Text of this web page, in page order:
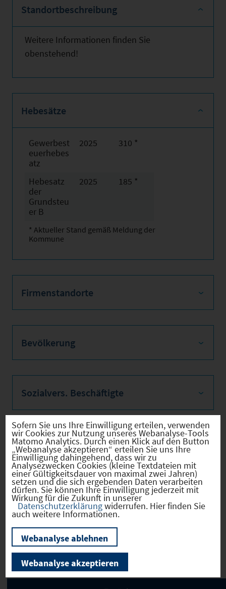
Standortbeschreibung
Weitere Informationen finden Sie
obenstehend!
Hebesätze
Gewerbest
euerhebes
atz
2025 310 *
Hebesatz
der
Grundsteu
er B
2025 185 *
* Aktueller Stand gemäß Meldung der
Kommune
Firmenstandorte
Bevölkerung
Sozialvers. Beschäftigte
Verkehrsinfrastruktur
Kommunale Infrastruktur
Aktuelle Bauleitplanverfahren
Sofern Sie uns Ihre Einwilligung erteilen, verwenden
wir Cookies zur Nutzung unseres Webanalyse-Tools
Matomo Analytics. Durch einen Klick auf den Button
„Webanalyse akzeptieren“ erteilen Sie uns Ihre
Einwilligung dahingehend, dass wir zu
Analysezwecken Cookies (kleine Textdateien mit
einer Gültigkeitsdauer von maximal zwei Jahren)
setzen und die sich ergebenden Daten verarbeiten
dürfen. Sie können Ihre Einwilligung jederzeit mit
Wirkung für die Zukunft in unserer
Datenschutzerklärungwiderrufen. Hier finden Sie
auch weitere Informationen.
Webanalyse ablehnen
Webanalyse akzeptieren